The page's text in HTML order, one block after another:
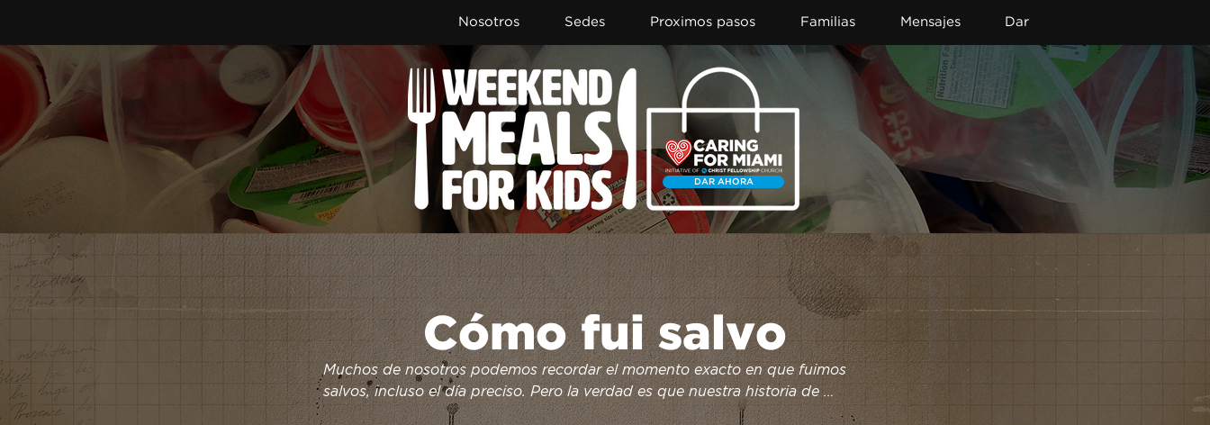
Nosotros Sedes Proximos pasos Familias Mensajes Dar
DAR AHORA
Item List
Cómo fui salvo
Muchos de nosotros podemos recordar el momento exacto en que fuimos
salvos, incluso el día preciso. Pero la verdad es que nuestra historia de
salvación comenzó mucho antes de que naciéramos. ¿Cuál es exactamente el